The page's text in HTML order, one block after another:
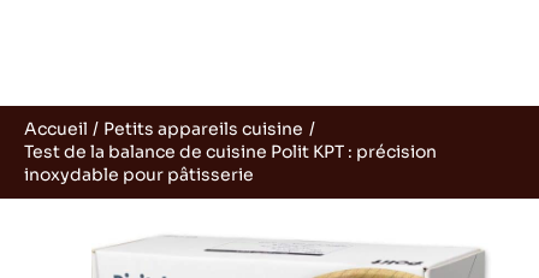
Accueil
Petits appareils cuisine
Test de la balance de cuisine Polit KPT : précision
inoxydable pour pâtisserie